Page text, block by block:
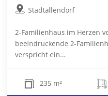
Stadtallendorf
2-Familienhaus im Herzen
beeindruckende 2-
verspricht ein...
235 m²